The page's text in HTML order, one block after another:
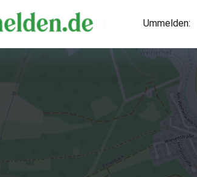
Ummelden: